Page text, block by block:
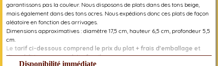
garantissons pas la couleur. Nous disposons de plats dans des tons beige,
mais également dans des tons ocres. Nous expédions donc ces plats de façon
aléatoire en fonction des arrivages.
Dimensions approximatives : diamètre 17,5 cm, hauteur 6,5 cm, profondeur 5,5
cm.
Le tarif ci-dessous comprend le prix du plat + frais d'emballage et
d'expédition pour produits fragiles
Disponibilité immédiate